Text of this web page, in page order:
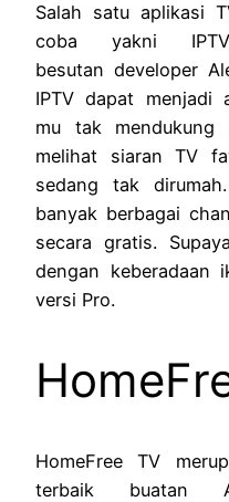
Salah satu aplikasi
coba yakni
besutan developer
IPTV dapat menjadi
mu tak mendukung
melihat siaran TV
sedang tak
banyak berbagai
secara gratis.
dengan keberadaan
versi Pro.
HomeFree TV
terbaik buatan